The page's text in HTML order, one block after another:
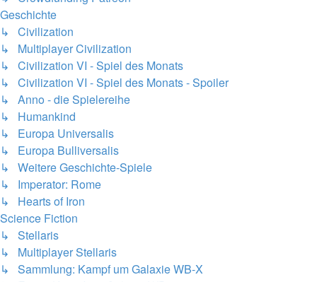
Geschichte
↳ Civilization
↳ Multiplayer Civilization
↳ Civilization VI - Spiel des Monats
↳ Civilization VI - Spiel des Monats - Spoiler
↳ Anno - die Spielereihe
↳ Humankind
↳ Europa Universalis
↳ Europa Bulliversalis
↳ Weitere Geschichte-Spiele
↳ Imperator: Rome
↳ Hearts of Iron
Science Fiction
↳ Stellaris
↳ Multiplayer Stellaris
↳ Sammlung: Kampf um Galaxie WB-X